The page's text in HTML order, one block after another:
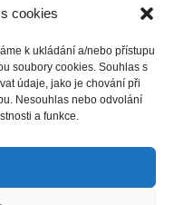
cookies
k ukládání a/nebo přístupu
soubory cookies. Souhlas s
údaje, jako je chování při
Nesouhlas nebo odvolání
a funkce.